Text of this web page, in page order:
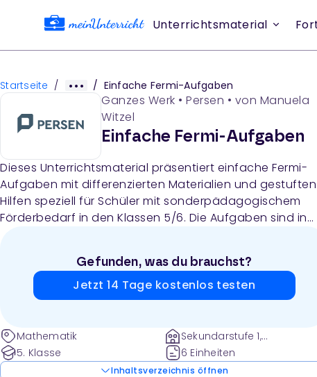
Unterrichtsmaterial
Startseite / / Einfache Fermi-Aufgaben
Ganzes Werk • Persen • von Manuela
Witzel
Einfache Fermi-Aufgaben
Dieses Unterrichtsmaterial präsentiert einfache Fermi-
Aufgaben mit differenzierten Materialien und gestuften
Hilfen speziell für Schüler mit sonderpädagogischem
Förderbedarf in den Klassen 5/6. Die Aufgaben sind in
Schätzen, Überschlagen, Messen und Recherchieren von
Gefunden, was du brauchst?
Jetzt 14 Tage kostenlos testen
Mathematik
5. Klasse
Sekundarstufe 1,
Förderschule
6 Einheiten
Inhaltsverzeichnis öffnen